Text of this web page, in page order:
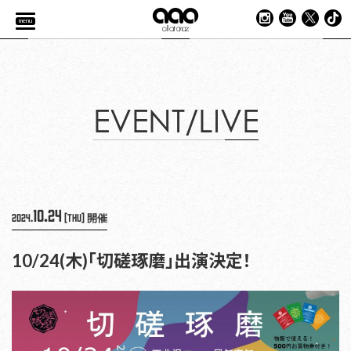
menu
EVENT/LIVE
2024.10.24[Thu]開催
10/24(木)「切磋琢磨」出演決定！